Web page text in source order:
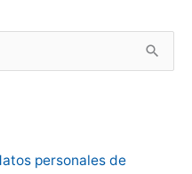
personales de